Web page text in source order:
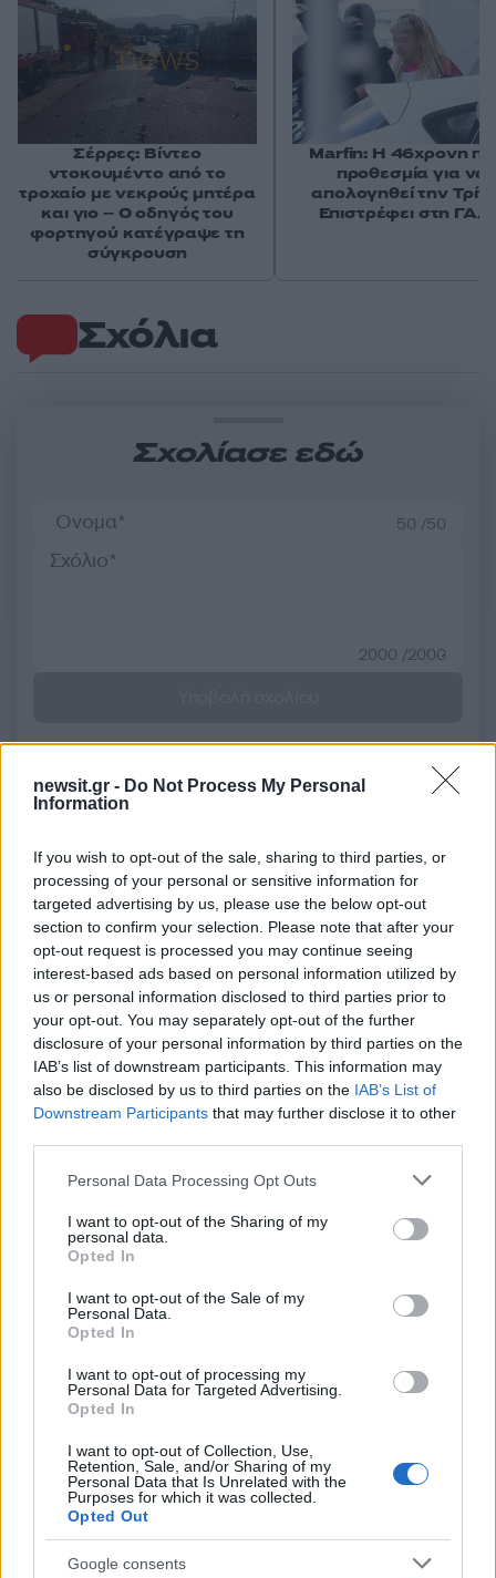
newsit.gr - Do Not Process My Personal
Information
If you wish to opt-out of the sale, sharing to third parties, or
processing of your personal or sensitive information for
targeted advertising by us, please use the below opt-out
section to confirm your selection. Please note that after your
opt-out request is processed you may continue seeing
interest-based ads based on personal information utilized by
us or personal information disclosed to third parties prior to
your opt-out. You may separately opt-out of the further
disclosure of your personal information by third parties on the
IAB’s list of downstream participants. This information may
also be disclosed by us to third parties on the IAB’s List of
Downstream Participants that may further disclose it to other
Please note that this website/app uses one or more Google
not limited to your visit or usage behaviour. You may click to
grant or deny consent to Google and its third-party tags to
use your data for below specified purposes in below Google
consent section.
Personal Data Processing Opt Outs
I want to opt-out of the Sharing of my
personal data.
Opted In
I want to opt-out of the Sale of my
Personal Data.
Opted In
I want to opt-out of processing my
Personal Data for Targeted Advertising.
Opted In
I want to opt-out of Collection, Use,
Retention, Sale, and/or Sharing of my
Personal Data that Is Unrelated with the
Purposes for which it was collected.
Opted Out
Google consents
Σχόλια
Σχολίασε εδώ
50 /50
2000 /2000
Όροι Χρήσης. Το site προστατεύεται από reCAPTCHA, ισχύουν
Αθλητικά
ΣΥΜΒΟΛΑΙΟ
ΦΛΑΜΕΝΓΚΟ
Share:
Ακολουθήστε το Νewsit.gr στο Google Newsκαι
ενημερωθείτε πρώτοι για όλη την ειδησεογραφία και τα
τελευταία νέα της ημέρας
Σέρρες: Βίντεο
ντοκουμέντο από το
τροχαίο με νεκρούς μητέρα
και γιο – Ο οδηγός του
φορτηγού κατέγραψε τη
σύγκρουση
Marfin: Η 46χρονη
προθεσμία για να
απολογηθεί την
Επιστρέφει στη
Πιο δημοφιλή
Ο Κώστας Σαμαράς δημοσίευσε μία παιδική
αδελφής του, Λένας
Δολοφονία Βρετανίδας στην Κυψέλη: Οι
26χρονου Αφγανού – Το στίγμα του
κινητού, η θεία από την Ινδία και τα
απειλητικά μηνύματα
«Αφιέρωσε τη ζωή της στο να βοηθά
ανθρώπους που είχαν ανάγκη» - Η πρώτη
δήλωση της οικογένειας της 38χρονης
Η Ελένη Φωτοπούλου ευχήθηκε για τη
γιορτή του Άκη Παυλόπουλου: «Δεκαπέντε
χρόνια μου διδάσκει υπομονή και αγάπη»
Συνεχίζονται οι αποχωρήσεις από το κόμμα
Καρυστιανού: «Δεν συνθέτει, αλλά